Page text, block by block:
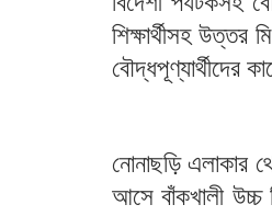
শিক্ষার্থীসহ উত্তর
বৌদ্ধপূণ্যার্থীদের
নোনাছড়ি এলাকার
আসে বাঁকখালী উচ্চ